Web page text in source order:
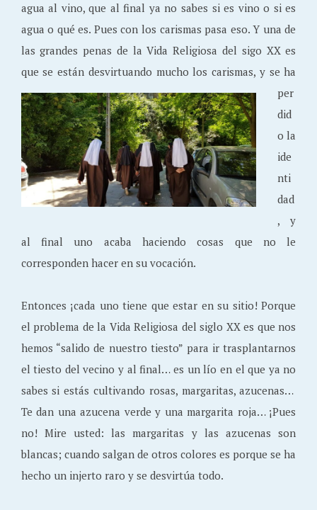
agua al vino, que al final ya no sabes si es vino o si es
agua o qué es. Pues con los carismas pasa eso. Y una de
las grandes penas de la Vida Religiosa del sigo XX es
que se están desvirtuando mucho los carismas, y se ha
per
did
o la
ide
nti
dad
, y
al final uno acaba haciendo cosas que no le
corresponden hacer en su vocación.
Entonces ¡cada uno tiene que estar en su sitio! Porque
el problema de la Vida Religiosa del siglo XX es que nos
hemos “salido de nuestro tiesto” para ir trasplantarnos
el tiesto del vecino y al final… es un lío en el que ya no
sabes si estás cultivando rosas, margaritas, azucenas…
Te dan una azucena verde y una margarita roja… ¡Pues
no! Mire usted: las margaritas y las azucenas son
blancas; cuando salgan de otros colores es porque se ha
hecho un injerto raro y se desvirtúa todo.